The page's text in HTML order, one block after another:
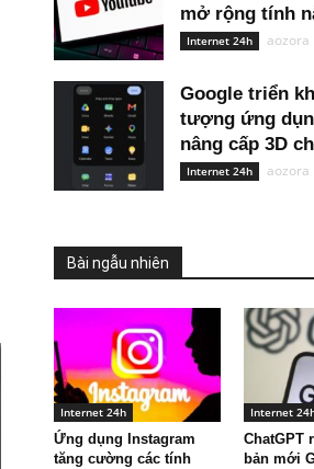
mở rộng tính
Internet 24h aozora
Google triển
tượng ứng
nâng cấp 3D
Internet 24h aozora
Bài ngẫu nhiên
Internet 24h
Ứng dụng Instagram
tăng cường các tính
Internet
ChatGPT
bản mới